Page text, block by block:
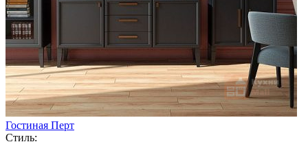
Гостиная Перт
Стиль: